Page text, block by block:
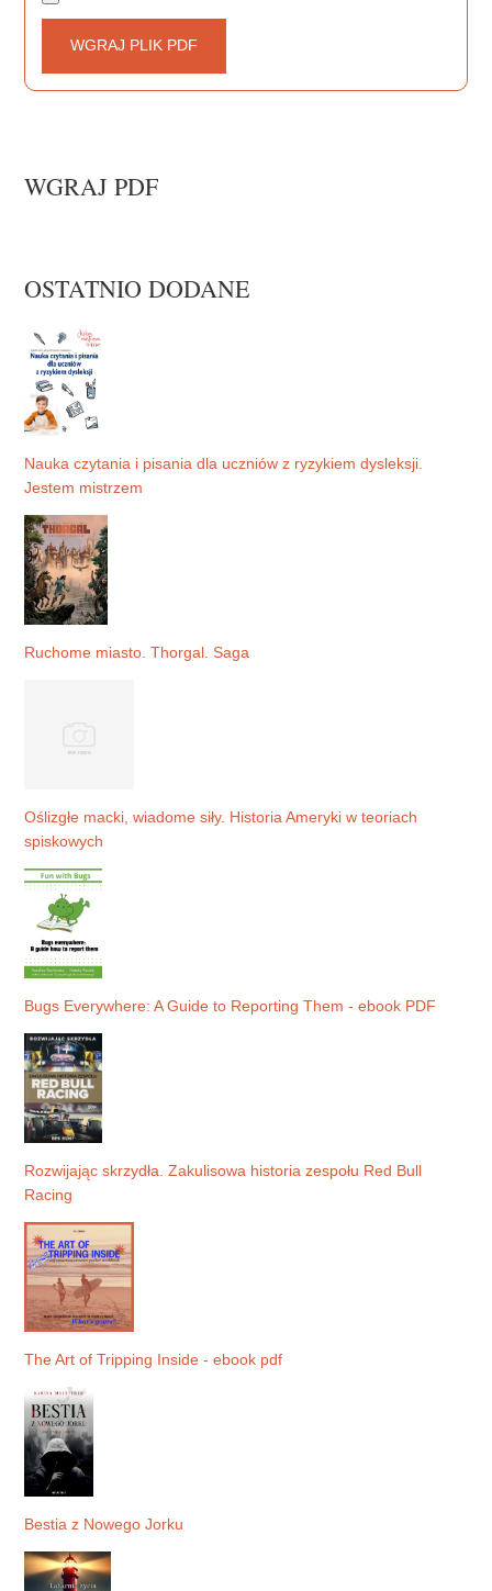
WGRAJ PLIK PDF
WGRAJ PDF
OSTATNIO DODANE
Nauka czytania i pisania dla uczniów z ryzykiem dysleksji.
Jestem mistrzem
Ruchome miasto. Thorgal. Saga
Oślizgłe macki, wiadome siły. Historia Ameryki w teoriach
spiskowych
Bugs Everywhere: A Guide to Reporting Them - ebook PDF
Rozwijając skrzydła. Zakulisowa historia zespołu Red Bull
Racing
The Art of Tripping Inside - ebook pdf
Bestia z Nowego Jorku